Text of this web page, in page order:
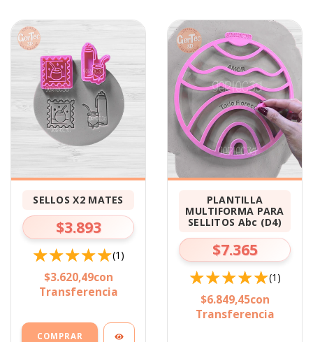
SELLOS X2 MATES
$3.893
(1)
$3.620,49con
Transferencia
PLANTILLA
MULTIFORMA PARA
SELLITOS Abc (D4)
$7.365
(1)
$6.849,45con
Transferencia